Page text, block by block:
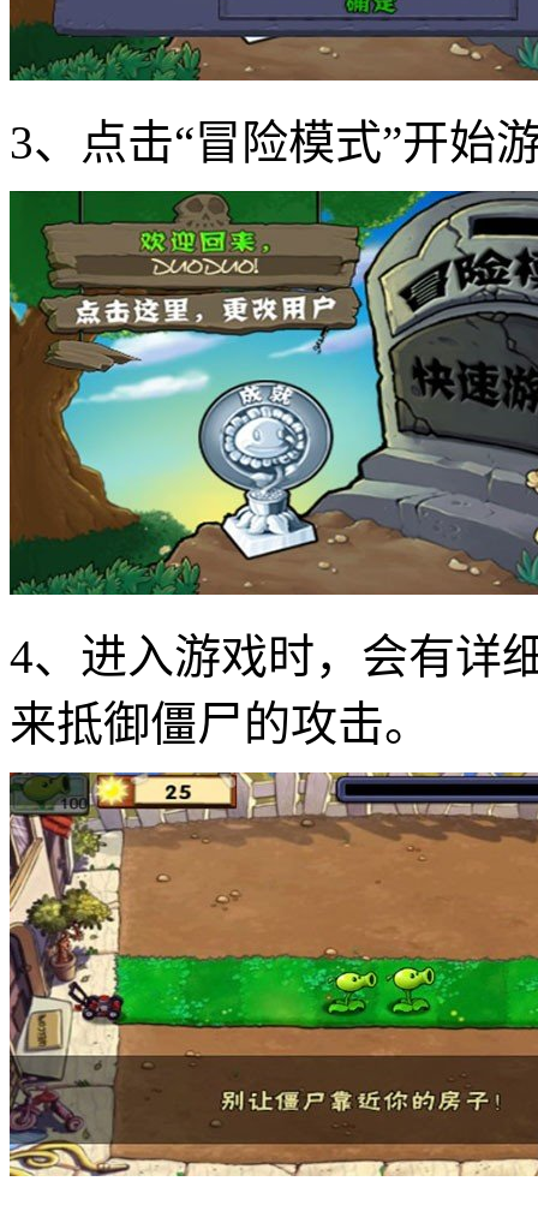
3、点击“冒险模式”开始
4、进入游戏时，会有详
来抵御僵尸的攻击。